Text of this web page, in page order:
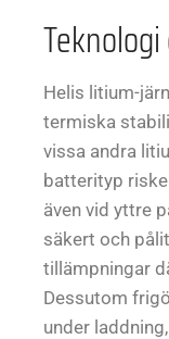
Helis litium-
termiska
vissa andra
batterityp
även vid yttre
säkert och
tillämpningar
Dessutom
under